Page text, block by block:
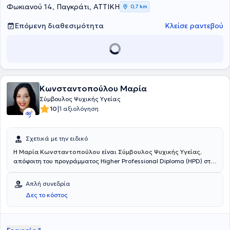
Φωκιανού 14, Παγκράτι, ΑΤΤΙΚΗ 0,7 km
Επόμενη διαθεσιμότητα Κλείσε ραντεβού
Κωνσταντοπούλου Μαρία
Σύμβουλος Ψυχικής Υγείας
10|1 αξιολόγηση
Σχετικά με την ειδικό
Η Μαρία Κωνσταντοπούλου είναι Σύμβουλος Ψυχικής Υγείας,
απόφοιτη του προγράμματος Higher Professional Diploma (HPD) στη
εκπαιδευόμενη ψυχοθεραπεύτρια στη Συνθετική Ψυχοθεραπεία στο
EICP.Μέσα από τη δική της προσωπική ανάπτυξη και θεραπευτική
πορεία, άρχισε να αντιλαμβάνεται την τέχνη ως ένα βαθιά
θεραπευτικό ταξίδι. Στο πλαίσιο αυτό, παρακολούθησε διετές
ατομικά περιστατικά συμβουλευτικής, ενώ στο πλαίσιο της
Απλή συνεδρία
Δες το κόστος